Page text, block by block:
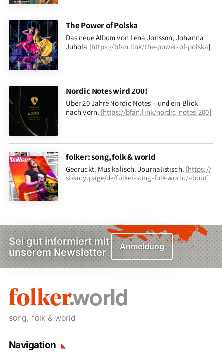
The Power of Polska
Das neue Album von Lena Jonsson, Johanna
Juhola [https://bfan.link/the-power-of-polska]
Nordic Notes wird 200!
Über 20 Jahre Nordic Notes – und ein Blick
nach vorn. [https://bfan.link/nordic-notes-200]
folker: song, folk & world
Gedruckt. Musikalisch. Journalistisch. [https://
steady.page/de/folker-song-folk-world/about]
Sei gut informiert mit
unserem Newsletter
Anmeldung
song, folk & world
Navigation